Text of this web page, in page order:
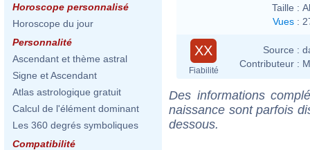
Horoscope personnalisé
Horoscope du jour
Personnalité
Ascendant et thème astral
Signe et Ascendant
Atlas astrologique gratuit
Calcul de l'élément dominant
Les 360 degrés symboliques
Compatibilité
Taille :
Vues :
XX
Fiabilité
Source :
Contributeur :
Des informations
naissance sont parfois
dessous.